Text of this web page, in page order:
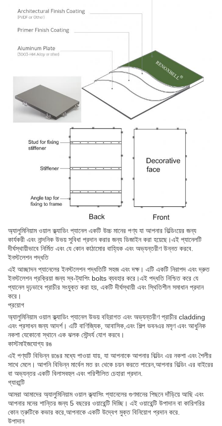
অ্যালুমিনিয়াম ওয়াল ক্ল্যাডিং প্যানেল একটি উচ্চ মানের পণ্য যা আপনার বিল্ডিংয়ের জন্য
কার্যকরী এবং নান্দনিক উভয় সুবিধা প্রদান করার জন্য ডিজাইন করা হয়েছে।এই প্যানেলটি
দীর্ঘস্থায়ীভাবে নির্মিত এবং যে কোন কাঠামোর বাহ্যিক এবং অভ্যন্তরীণ উন্নত করবে.
ইনস্টলেশন পদ্ধতি
এই আচ্ছাদন প্যানেলের ইনস্টলেশন পদ্ধতিটি সহজ এবং দক্ষ। এটি একটি নিরাপদ এবং দ্রুত
ইনস্টলেশন প্রক্রিয়া জন্য স্ব-ট্যাপিং bolts ব্যবহার করে।এই পদ্ধতি নিশ্চিত করে যে
প্যানেল দৃঢ়ভাবে প্রাচীর সংযুক্ত করা হয়, একটি দীর্ঘস্থায়ী এবং স্থিতিশীল সমাধান প্রদান
করে।
প্রয়োগ
অ্যালুমিনিয়াম ওয়াল ক্ল্যাডিং প্যানেল উভয় বহিরাগত এবং অভ্যন্তরীণ প্রাচীর cladding
এবং প্রসাধন জন্য আদর্শ। এটি বাণিজ্যিক, আবাসিক,এবং শিল্প ভবনএর মসৃণ এবং আধুনিক
নকশা যেকোনো স্থানে এক ঝলক সৌন্দর্য যোগ করবে।
কাস্টমাইজযোগ্য রঙ
এই পণ্যটি বিভিন্ন রঙের মধ্যে পাওয়া যায়, যা আপনাকে আপনার বিল্ডিং এর নকশা এবং শৈলীর
সাথে মেলে। আপনি বিভিন্ন মার্বেল মত রং থেকে চয়ন করতে পারেন,আপনার বিল্ডিং এর বাইরের
বা অভ্যন্তর একটি বিলাসবহুল এবং পরিশীলিত চেহারা প্রদান.
গ্যারান্টি
আমরা আমাদের অ্যালুমিনিয়াম ওয়াল ক্ল্যাসিং প্যানেলের গুণমানের পিছনে দাঁড়িয়ে আছি এবং
আপনার মনের শান্তির জন্য 5 বছরের ওয়ারেন্টি দিচ্ছি। এই ওয়ারেন্টি উপাদান বা কারিগরির
কোন ত্রুটিকে কভার করে,আপনাকে একটি উদ্বেগ মুক্ত বিনিয়োগ প্রদান করে.
উপাদান